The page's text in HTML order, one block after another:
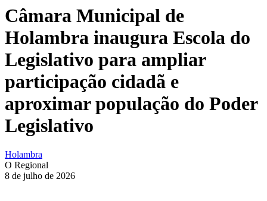
Câmara Municipal de
Holambra inaugura Escola do
Legislativo para ampliar
participação cidadã e
aproximar população do Poder
Legislativo
Holambra
O Regional
8 de julho de 2026